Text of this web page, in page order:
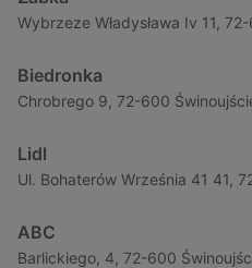
Wybrzeze Władysława Iv 11,
Biedronka
Chrobrego 9, 72-600
Lidl
Ul. Bohaterów Września 41 41,
ABC
Barlickiego, 4, 72-600